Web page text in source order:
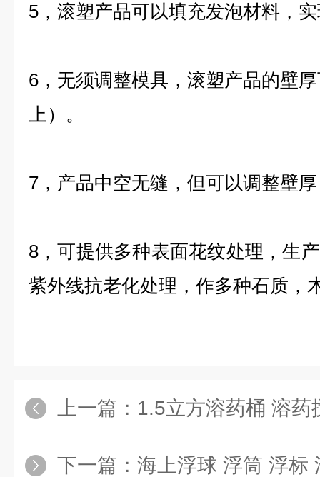
5，滚塑产品可以填充发泡材料，
6，无须调整模具，滚塑产品的壁
上）。
7，产品中空无缝，但可以调整壁
8，可提供多种表面花纹处理，生
紫外线抗老化处理，作多种石质，
上一篇： 1.5立方溶药桶 溶药
下一篇： 海上浮球 浮筒 浮标